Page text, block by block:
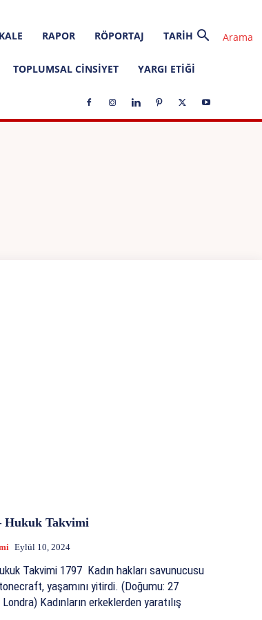
RAPOR RÖPORTAJ TARIH
TOPLUMSAL CINSIYET YARGI ETIĞI
Hukuk Takvimi
Eylül 10, 2024
Kadın hakları savunucusu
yaşamını yitirdi. (Doğumu: 27
Kadınların erkeklerden yaratılış